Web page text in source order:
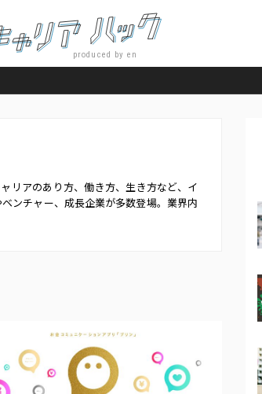
produced by en
リアのあり方、働き方、生き方など、イ
ンチャー、成長企業が多数登場。業界内